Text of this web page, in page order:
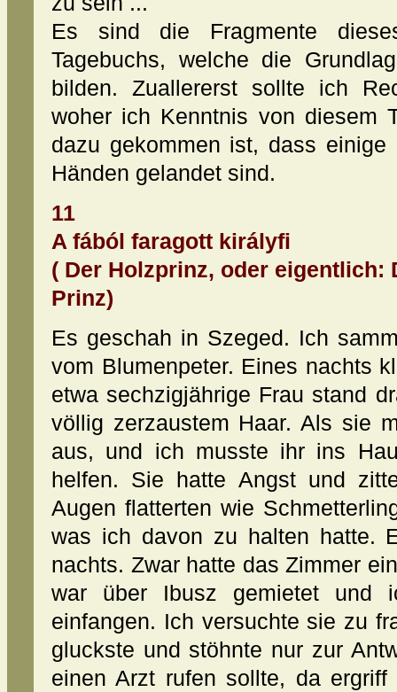
Es sind die Fragmente
Tagebuchs, welche die
bilden. Zuallererst sollte ich
woher ich Kenntnis von diesem
dazu gekommen ist, dass
Händen gelandet sind.
11
A fából faragott királyfi
( Der Holzprinz, oder eigentlich:
Prinz)
Es geschah in Szeged. Ich
vom Blumenpeter. Eines nachts
etwa sechzigjährige Frau stand
völlig zerzaustem Haar. Als sie
aus, und ich musste ihr ins
helfen. Sie hatte Angst und
Augen flatterten wie
was ich davon zu halten hatte.
nachts. Zwar hatte das Zimmer
war über Ibusz gemietet und
einfangen. Ich versuchte sie zu
gluckste und stöhnte nur zur
einen Arzt rufen sollte, da